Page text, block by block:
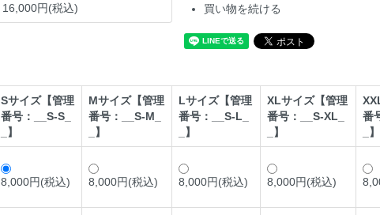
16,000円(税込)
買い物を続ける
Sサイズ【管理
番号：__S-S_
_】
Mサイズ【管理
番号：__S-M_
_】
Lサイズ【管理
番号：__S-L_
_】
XLサイズ【管理
番号：__S-XL_
_】
番
_】
8,000円(税込) 8,000円(税込) 8,000円(税込) 8,000円(税込)